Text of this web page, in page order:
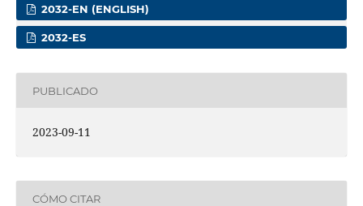
2032-EN (ENGLISH)
2032-ES
PUBLICADO
2023-09-11
CÓMO CITAR